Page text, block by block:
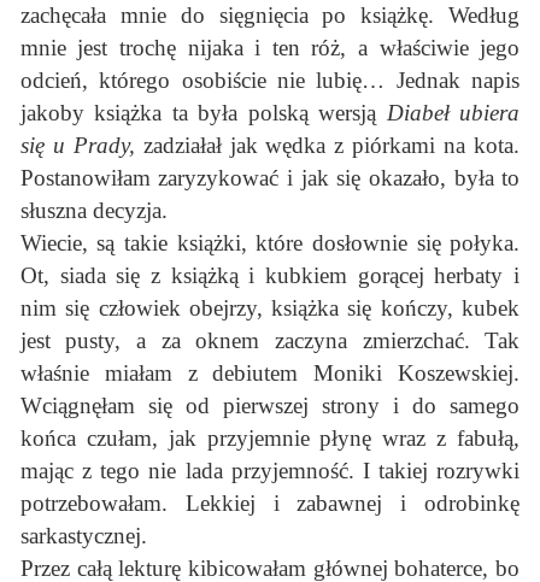
zachęcała mnie do sięgnięcia po książkę. Według
mnie jest trochę nijaka i ten róż, a właściwie jego
odcień, którego osobiście nie lubię… Jednak napis
jakoby książka ta była polską wersją Diabeł ubiera
się u Prady, zadziałał jak wędka z piórkami na kota.
Postanowiłam zaryzykować i jak się okazało, była to
słuszna decyzja.
Wiecie, są takie książki, które dosłownie się połyka.
Ot, siada się z książką i kubkiem gorącej herbaty i
nim się człowiek obejrzy, książka się kończy, kubek
jest pusty, a za oknem zaczyna zmierzchać. Tak
właśnie miałam z debiutem Moniki Koszewskiej.
Wciągnęłam się od pierwszej strony i do samego
końca czułam, jak przyjemnie płynę wraz z fabułą,
mając z tego nie lada przyjemność. I takiej rozrywki
potrzebowałam. Lekkiej i zabawnej i odrobinkę
sarkastycznej.
Przez całą lekturę kibicowałam głównej bohaterce, bo